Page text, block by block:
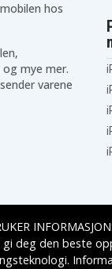
hos
mye mer.
varene
gi deg den beste